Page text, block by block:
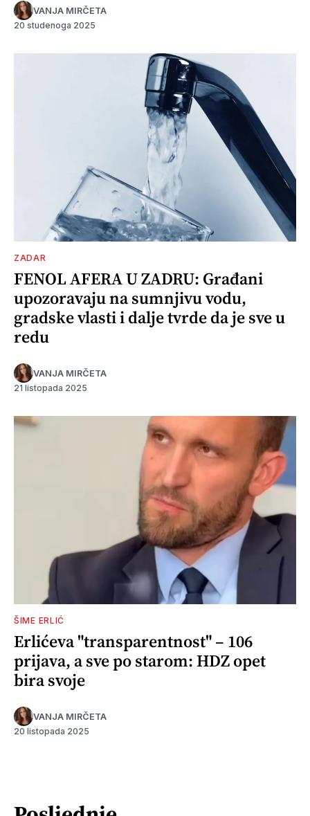
VANJA MIRČETA
20 studenoga 2025
ZADAR
FENOL AFERA U ZADRU: Građani
upozoravaju na sumnjivu vodu,
gradske vlasti i dalje tvrde da je sve u
redu
VANJA MIRČETA
21 listopada 2025
ŠIME ERLIĆ
Erlićeva "transparentnost" – 106
prijava, a sve po starom: HDZ opet
bira svoje
VANJA MIRČETA
20 listopada 2025